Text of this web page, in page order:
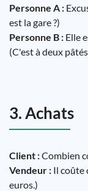
Personne A :
est la gare ?)
Personne B : Elle
(C'est à deux
3. Achats
Client :Combien
Vendeur : Il coûte
euros.)